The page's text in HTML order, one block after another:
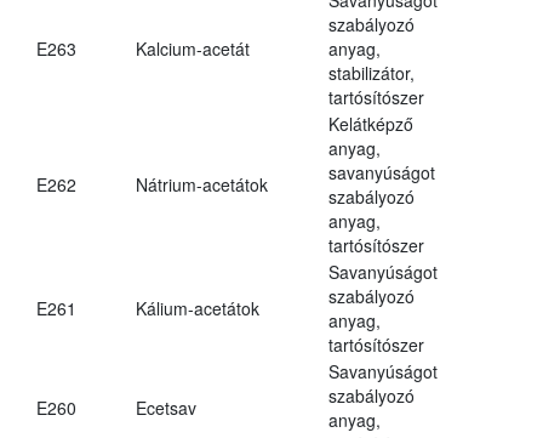
E263 Kalcium-acetát
szabályozó
anyag,
stabilizátor,
tartósítószer
E262 Nátrium-acetátok
Kelátképző
anyag,
savanyúságot
szabályozó
anyag,
tartósítószer
E261 Kálium-acetátok
Savanyúságot
szabályozó
anyag,
tartósítószer
E260 Ecetsav
Savanyúságot
szabályozó
anyag,